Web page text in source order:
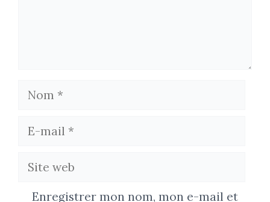
Nom
E-
Site
Enregistrer mon nom, mon e-mail et